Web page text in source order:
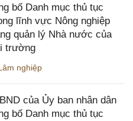
bố Danh mục thủ tục
lĩnh vực Nông nghiệp
quản lý Nhà nước của
trường
nghiệp
của Ủy ban nhân dân
bố Danh mục thủ tục